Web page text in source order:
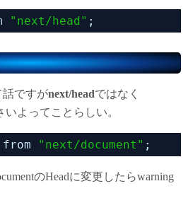
"next/head" ;
話ですがnext/headではなく
いよってことらしい。
"next/document" ;
のHeadに変更したらwarning